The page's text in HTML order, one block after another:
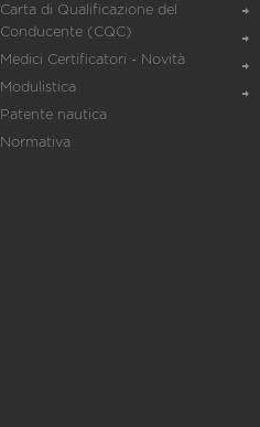
Carta di Qualificazione del
Conducente (CQC)
Medici Certificatori - Novità
Modulistica
Patente nautica
Normativa